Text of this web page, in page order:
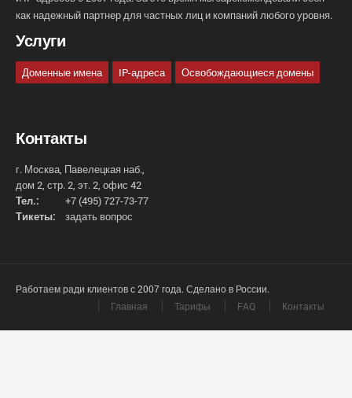
как надежный партнер для частных лиц и компаний любого уровня.
Услуги
Доменные имена IP-адреса Освобождающиеся домены
Контакты
г. Москва, Павелецкая наб.,
дом 2, стр. 2, эт. 2, офис 42
Тел.:
+7 (495) 727-73-77
Тикеты:
задать вопрос
Работаем ради клиентов с 2007 года. Сделано в России.
Главная
Тарифы FAQ Контакты